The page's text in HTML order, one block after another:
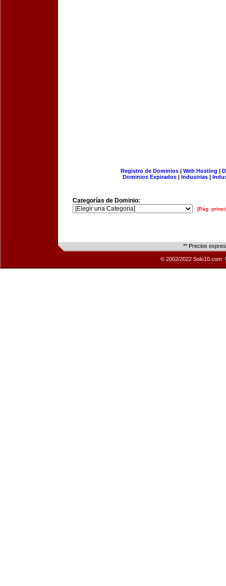
Registro de Dominios| Web Hosting |
Dominios Expirados | Industrias |
Categorías de Dominio:
[Pág.
** Precios
© 2002/2022 Solo10.com